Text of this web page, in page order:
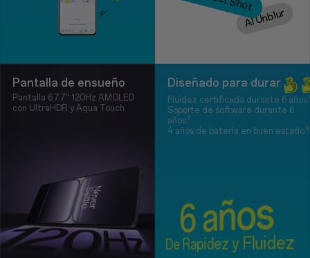
AI Unblur
Pantalla de ensueño
Pantalla 6.77'' 120Hz AMOLED
con UltraHDR y Aqua Touch
Diseñado para durar
Fluidez certificada durante 6
Soporte de software durante 6
años.⁷
4 años de batería en buen estado.⁸
6 años
De Rapidez y Fluidez